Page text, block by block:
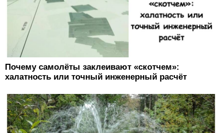
Почему самолёты заклеивают «скотчем»:
халатность или точный инженерный расчёт